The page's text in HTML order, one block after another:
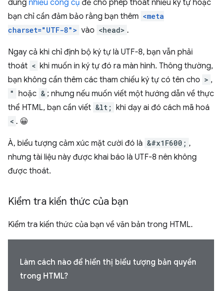
dùng nhiều công cụ để cho phép thoát nhiều ký tự hoặc
bạn chỉ cần đảm bảo rằng bạn thêm <meta
charset="UTF-8"> vào <head> .
Ngay cả khi chỉ định bộ ký tự là UTF-8, bạn vẫn phải
thoát < khi muốn in ký tự đó ra màn hình. Thông thường,
bạn không cần thêm các tham chiếu ký tự có tên cho > ,
" hoặc & ; nhưng nếu muốn viết một hướng dẫn về thực
thể HTML, bạn cần viết &lt; khi dạy ai đó cách mã hoá
< . 😀
À, biểu tượng cảm xúc mặt cười đó là &#x1F600; ,
nhưng tài liệu này được khai báo là UTF-8 nên không
được thoát.
Kiểm tra kiến thức của bạn
Kiểm tra kiến thức của bạn về văn bản trong HTML.
Làm cách nào để hiển thị biểu tượng bản quyền
trong HTML?